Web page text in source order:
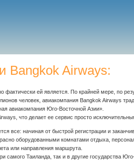
Bangkok Airways:
ей является. По крайней мере, по
человек, авиакомпания Bangkok Airways
авиакомпания Юго-Восточной Азии».
что делает ее сервис просто
все: начиная от быстрой регистрации и
оборудованными комнатами отдыха,
или направления маршрута.
самого Таиланда, так и в другие государства